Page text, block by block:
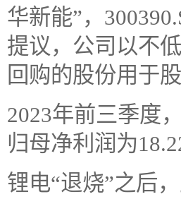
华新能”，
提议，公司以不
回购的股份用于
2023年前三季度
归母净利润为
锂电“退烧”之后